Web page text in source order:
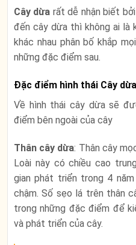
Cây dừa rất dễ nhận biết
đến cây dừa thì không ai là
khác nhau phân bố khắp
những đặc điểm sau.
Đặc điểm hình thái Cây dừa
Về hình thái cây dừa sẽ
điểm bên ngoài của cây
Thân cây dừa: Thân cây
Loài này có chiều cao
gian phát triển trong 4
chậm. Số sẹo lá trên thân
trong những đặc điểm để
và phát triển của cây.